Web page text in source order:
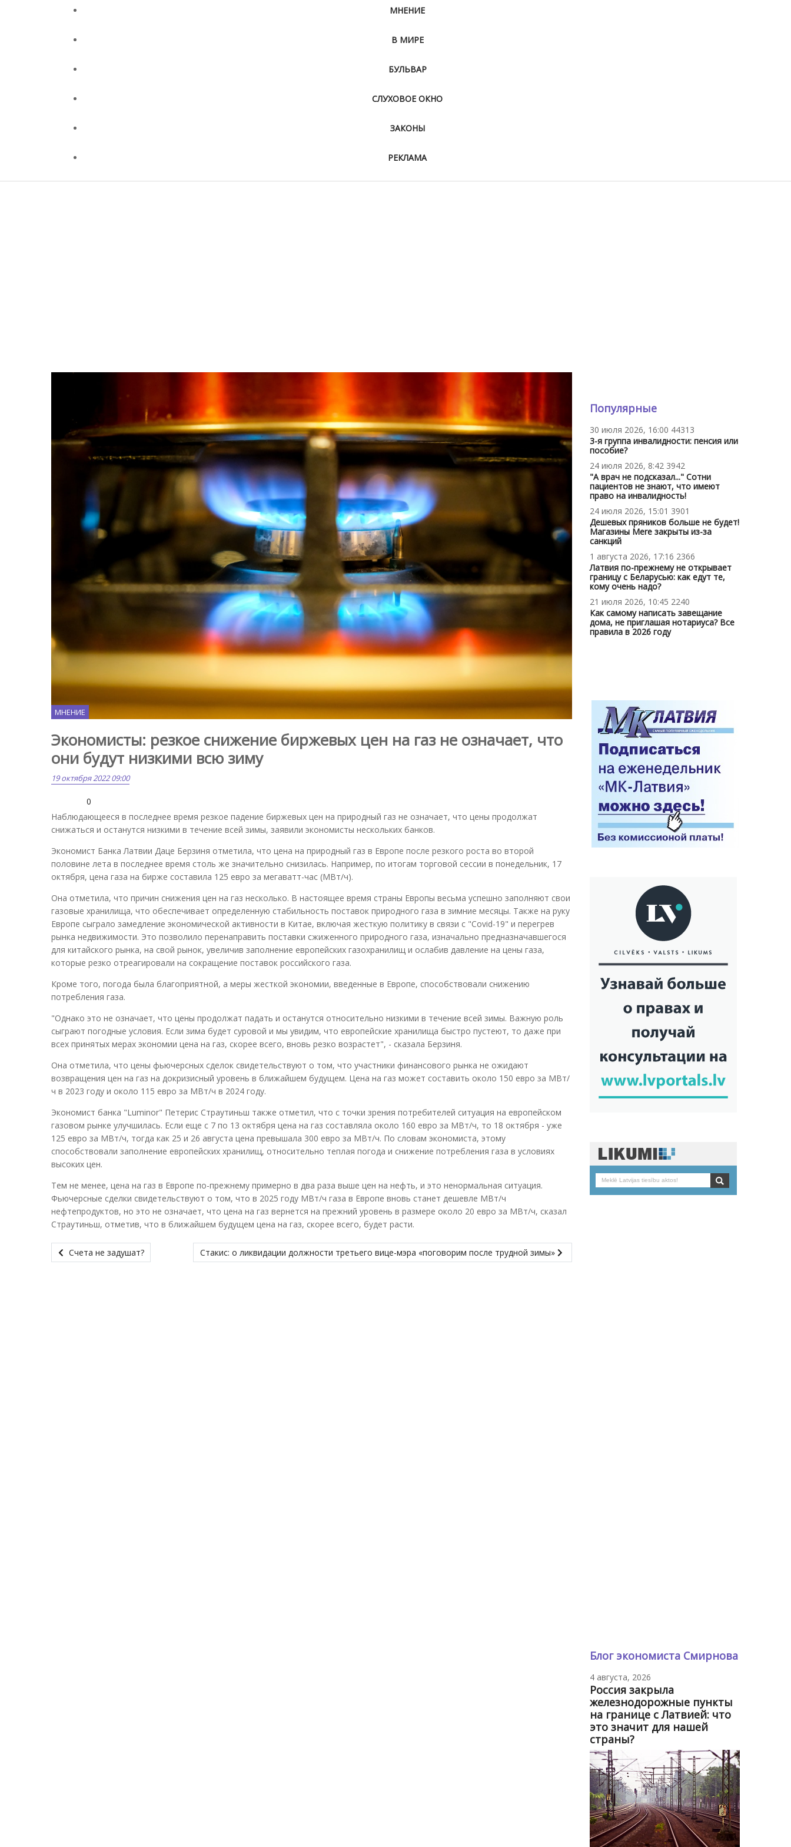
МНЕНИЕ
В МИРЕ
БУЛЬВАР
СЛУХОВОЕ ОКНО
ЗАКОНЫ
РЕКЛАМА
МНЕНИЕ
Экономисты: резкое снижение биржевых цен на газ не означает, что
они будут низкими всю зиму
19 октября 2022 09:00
0
Наблюдающееся в последнее время резкое падение биржевых цен на природный газ не означает, что цены продолжат
снижаться и останутся низкими в течение всей зимы, заявили экономисты нескольких банков.
Экономист Банка Латвии Даце Берзиня отметила, что цена на природный газ в Европе после резкого роста во второй
половине лета в последнее время столь же значительно снизилась. Например, по итогам торговой сессии в понедельник, 17
октября, цена газа на бирже составила 125 евро за мегаватт-час (МВт/ч).
Она отметила, что причин снижения цен на газ несколько. В настоящее время страны Европы весьма успешно заполняют свои
газовые хранилища, что обеспечивает определенную стабильность поставок природного газа в зимние месяцы. Также на руку
Европе сыграло замедление экономической активности в Китае, включая жесткую политику в связи с "Covid-19" и перегрев
рынка недвижимости. Это позволило перенаправить поставки сжиженного природного газа, изначально предназначавшегося
для китайского рынка, на свой рынок, увеличив заполнение европейских газохранилищ и ослабив давление на цены газа,
которые резко отреагировали на сокращение поставок российского газа.
Кроме того, погода была благоприятной, а меры жесткой экономии, введенные в Европе, способствовали снижению
потребления газа.
"Однако это не означает, что цены продолжат падать и останутся относительно низкими в течение всей зимы. Важную роль
сыграют погодные условия. Если зима будет суровой и мы увидим, что европейские хранилища быстро пустеют, то даже при
всех принятых мерах экономии цена на газ, скорее всего, вновь резко возрастет", - сказала Берзиня.
Она отметила, что цены фьючерсных сделок свидетельствуют о том, что участники финансового рынка не ожидают
возвращения цен на газ на докризисный уровень в ближайшем будущем. Цена на газ может составить около 150 евро за МВт/
ч в 2023 году и около 115 евро за МВт/ч в 2024 году.
Экономист банка "Luminor" Петерис Страутиньш также отметил, что с точки зрения потребителей ситуация на европейском
газовом рынке улучшилась. Если еще с 7 по 13 октября цена на газ составляла около 160 евро за МВт/ч, то 18 октября - уже
125 евро за МВт/ч, тогда как 25 и 26 августа цена превышала 300 евро за МВт/ч. По словам экономиста, этому
способствовали заполнение европейских хранилищ, относительно теплая погода и снижение потребления газа в условиях
высоких цен.
Тем не менее, цена на газ в Европе по-прежнему примерно в два раза выше цен на нефть, и это ненормальная ситуация.
Фьючерсные сделки свидетельствуют о том, что в 2025 году МВт/ч газа в Европе вновь станет дешевле МВт/ч
нефтепродуктов, но это не означает, что цена на газ вернется на прежний уровень в размере около 20 евро за МВт/ч, сказал
Страутиньш, отметив, что в ближайшем будущем цена на газ, скорее всего, будет расти.
Счета не задушат? Стакис: о ликвидации должности третьего вице-мэра «поговорим после трудной зимы»
Популярные
30 июля 2026, 16:00 44313
3-я группа инвалидности: пенсия или
пособие?
24 июля 2026, 8:42 3942
"А врач не подсказал..." Сотни
пациентов не знают, что имеют
право на инвалидность!
24 июля 2026, 15:01 3901
Дешевых пряников больше не будет!
Магазины Mere закрыты из-за
санкций
1 августа 2026, 17:16 2366
Латвия по-прежнему не открывает
границу с Беларусью: как едут те,
кому очень надо?
21 июля 2026, 10:45 2240
Как самому написать завещание
дома, не приглашая нотариуса? Все
правила в 2026 году
Блог экономиста Смирнова
4 августа, 2026
Россия закрыла
железнодорожные пункты
на границе с Латвией: что
это значит для нашей
страны?